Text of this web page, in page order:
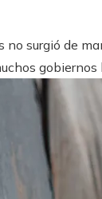
no surgió de